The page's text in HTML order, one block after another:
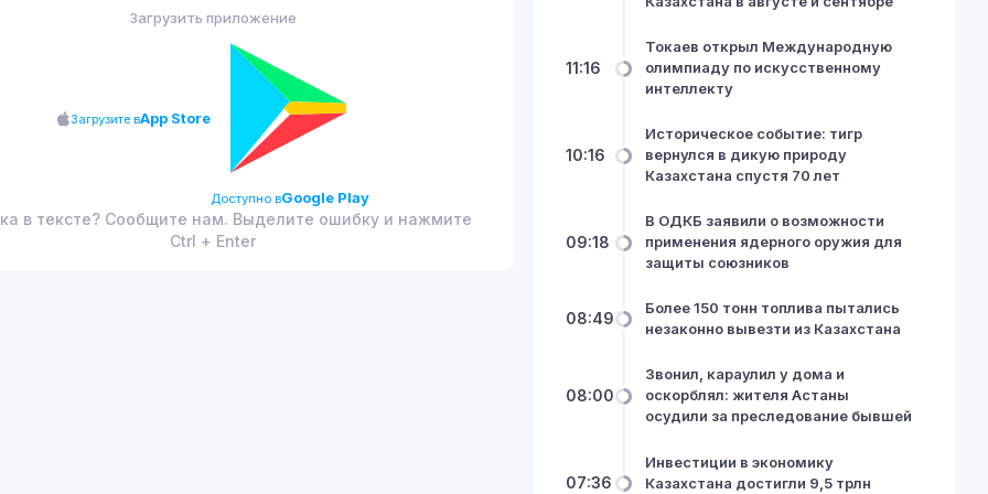
Загрузить приложение
Загрузите вApp Store
Доступно вGoogle Play
в тексте? Сообщите нам. Выделите ошибку и нажмите
Ctrl + Enter
11:16
Токаев открыл Международную
олимпиаду по искусственному
интеллекту
10:16
Историческое событие: тигр
вернулся в дикую природу
Казахстана спустя 70 лет
09:18
В ОДКБ заявили о возможности
применения ядерного оружия для
защиты союзников
08:49
Более 150 тонн топлива пытались
незаконно вывезти из Казахстана
08:00
Звонил, караулил у дома и
оскорблял: жителя Астаны
осудили за преследование бывшей
07:36
Инвестиции в экономику
Казахстана достигли 9,5 трлн